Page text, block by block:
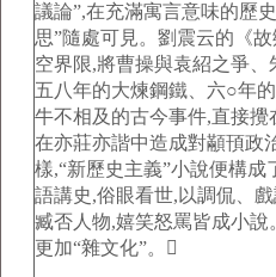
議論”,在充滿寓言意味的歷
思”隨處可見。劉震云的《
空界限,將曹操與袁紹之爭
五八年的大煉鋼鐵、六○年
牛不相及的古今事件,直接
在亦莊亦諧中造成對顢頇
樣,“新歷史主義”小說便構
語講史,俗眼看世,以調侃、
臧否人物,嬉笑怒罵皆成小說
更加“雜文化”。